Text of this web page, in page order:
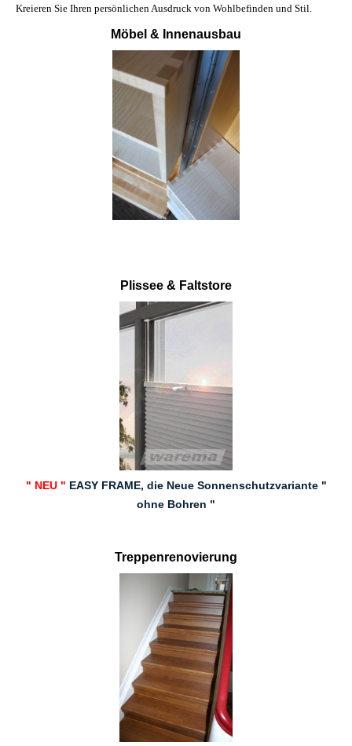
Kreieren Sie Ihren persönlichen Ausdruck von Wohlbefinden und Stil.
Möbel & Innenausbau
Plissee & Faltstore
" NEU " EASY FRAME, die Neue Sonnenschutzvariante "
ohne Bohren "
Treppenrenovierung